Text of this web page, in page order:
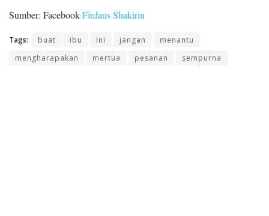
Sumber: FacebookFirdaus Shakirin
Tags: buat ibu ini jangan
menantu
mengharapakan
mertua pesanan sempurna